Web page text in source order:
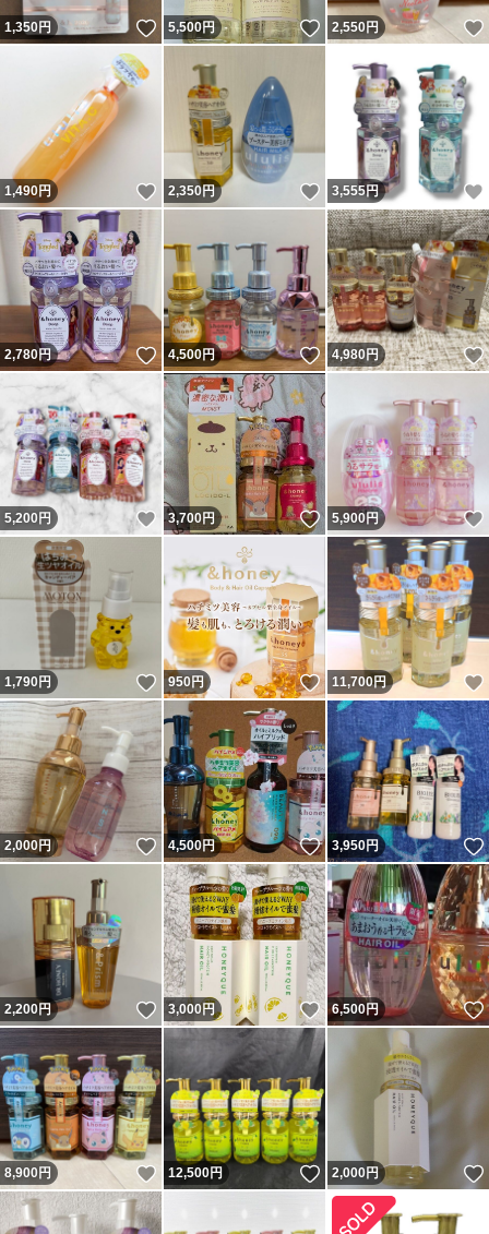
1,350円 いいね！
5,500円 いいね！
2,550円
1,490円 いいね！
2,350円 いいね！
3,555円
2,780円 いいね！
4,500円 いいね！
4,980円
5,200 円 いいね！
3,700円 いいね！
5,900円
1,790円 いいね！
950円 いいね！
11,700円
2,000円 いいね！
4,500円 いいね！
3,950円
2,200円 いいね！
3,000円 いいね！
6,500円
8,900円 いいね！
12,500円 いいね！
2,000円